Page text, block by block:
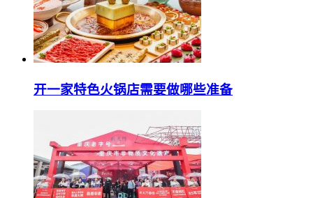
开一家特色火锅店需要做哪些准备